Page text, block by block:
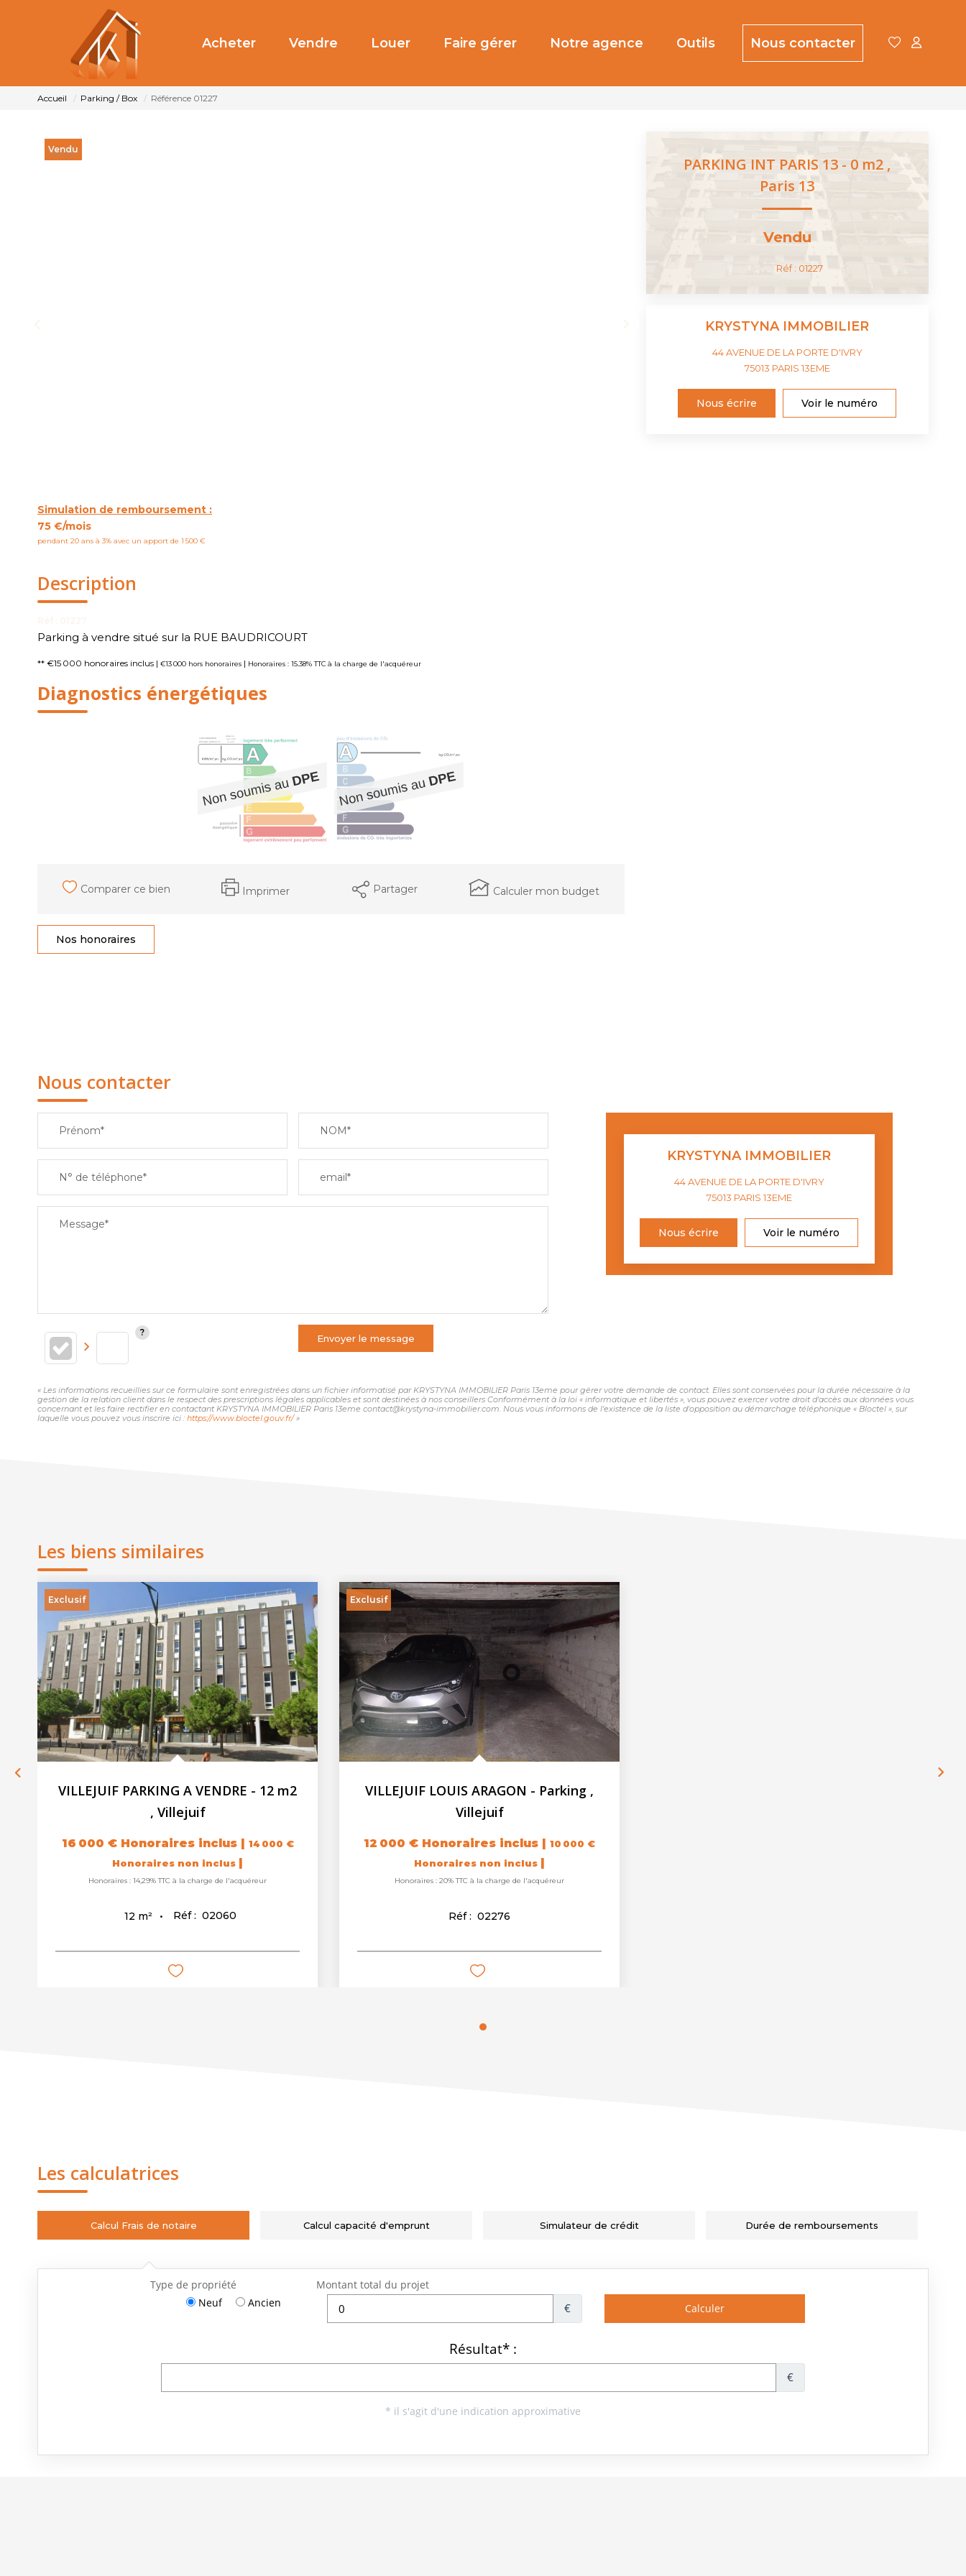
Acheter Vendre Louer Faire gérer Notre agence Outils Nous contacter
Accueil Parking / Box Référence 01227
Vendu
Simulation de remboursement :
75 €/mois
pendant 20 ans à 3% avec un apport de 1 500 €
Description
Parking à vendre situé sur la RUE BAUDRICOURT
** €15 000 honoraires inclus | €13 000 hors honoraires | Honoraires : 15.38% TTC à la charge de l'acquéreur
Diagnostics énergétiques
Comparer ce bien Imprimer Partager Calculer mon budget
Nos honoraires
PARKING INT PARIS 13 - 0 m2 ,
Paris 13
Vendu
Réf : 01227
KRYSTYNA IMMOBILIER
44 AVENUE DE LA PORTE D'IVRY
75013 PARIS 13EME
Nous écrire Voir le numéro
Nous contacter
Prénom* NOM*
N° de téléphone* email*
Message*
Envoyer le message
KRYSTYNA IMMOBILIER
44 AVENUE DE LA PORTE D'IVRY
75013 PARIS 13EME
Nous écrire Voir le numéro
« Les informations recueillies sur ce formulaire sont enregistrées dans un fichier informatisé par KRYSTYNA IMMOBILIER Paris 13eme pour gérer votre demande de contact. Elles sont conservées pour la durée nécessaire à la
gestion de la relation client dans le respect des prescriptions légales applicables et sont destinées à nos conseillers Conformément à la loi « informatique et libertés », vous pouvez exercer votre droit d'accès aux données vous
concernant et les faire rectifier en contactant KRYSTYNA IMMOBILIER Paris 13eme contact@krystyna-immobilier.com. Nous vous informons de l'existence de la liste d'opposition au démarchage téléphonique « Bloctel », sur
laquelle vous pouvez vous inscrire ici : https://www.bloctel.gouv.fr/»
Les biens similaires
Exclusif
VILLEJUIF PARKING A VENDRE - 12 m2
, Villejuif
16 000 € Honoraires inclus | 14 000 €
Honoraires non inclus |
Honoraires : 14,29% TTC à la charge de l'acquéreur
12 m² Réf : 02060
Exclusif
VILLEJUIF LOUIS ARAGON - Parking ,
Villejuif
12 000 € Honoraires inclus | 10 000 €
Honoraires non inclus |
Honoraires : 20% TTC à la charge de l'acquéreur
Réf : 02276
Les calculatrices
Calcul Frais de notaire Calcul capacité d'emprunt Simulateur de crédit Durée de remboursements